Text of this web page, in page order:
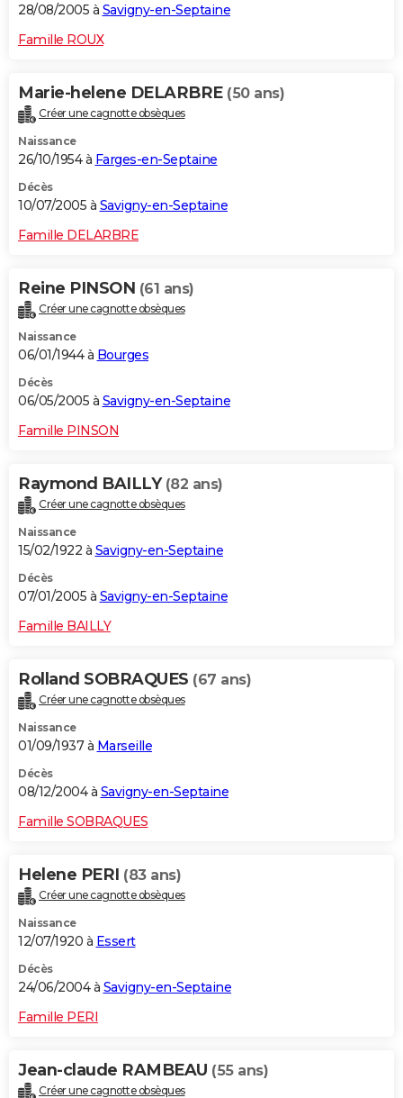
28/08/2005 à Savigny-en-Septaine
Famille ROUX
Marie-helene DELARBRE (50 ans)
Créer une cagnotte obsèques
Naissance
26/10/1954 à Farges-en-Septaine
Décès
10/07/2005 à Savigny-en-Septaine
Famille DELARBRE
Reine PINSON (61 ans)
Créer une cagnotte obsèques
Naissance
06/01/1944 à Bourges
Décès
06/05/2005 à Savigny-en-Septaine
Famille PINSON
Raymond BAILLY (82 ans)
Créer une cagnotte obsèques
Naissance
15/02/1922 à Savigny-en-Septaine
Décès
07/01/2005 à Savigny-en-Septaine
Famille BAILLY
Rolland SOBRAQUES (67 ans)
Créer une cagnotte obsèques
Naissance
01/09/1937 à Marseille
Décès
08/12/2004 à Savigny-en-Septaine
Famille SOBRAQUES
Helene PERI (83 ans)
Créer une cagnotte obsèques
Naissance
12/07/1920 à Essert
Décès
24/06/2004 à Savigny-en-Septaine
Famille PERI
Jean-claude RAMBEAU (55 ans)
Créer une cagnotte obsèques